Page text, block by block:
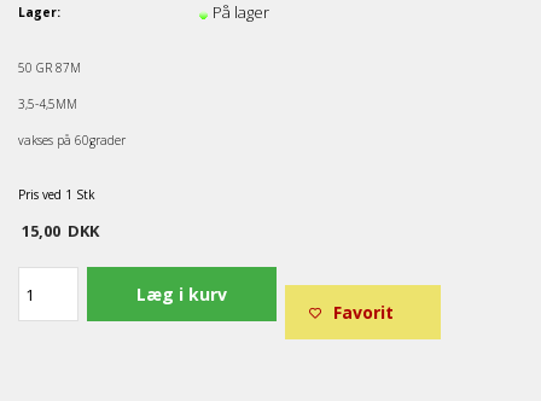
Lager: På lager
50 GR 87M
3,5-4,5MM
vakses på 60grader
Pris ved 1 Stk
15,00 DKK